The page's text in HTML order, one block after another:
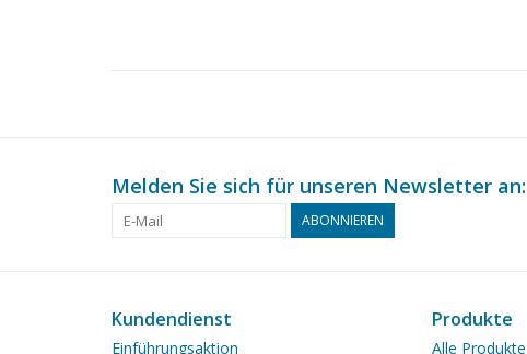
Melden Sie sich für unseren Newsletter an:
ABONNIEREN
Kundendienst
Einführungsaktion
Produkte
Alle Produkte